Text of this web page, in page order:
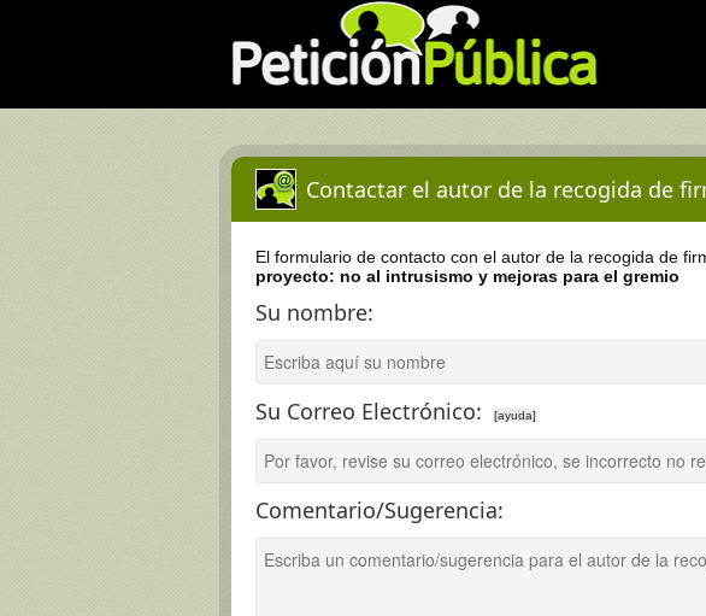
Contactar el autor de la recogida de
El formulario de contacto con el autor de la recogida de
proyecto: no al intrusismo y mejoras para el gremio
Su nombre:
Su Correo Electrónico: [ayuda]
Comentario/Sugerencia: